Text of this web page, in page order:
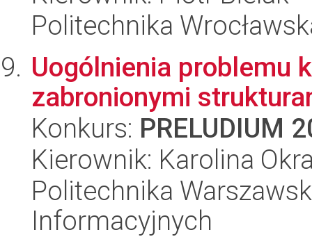
Politechnika
Uogólnienia problemu
zabronionymi
Konkurs: PRELUDIUM
Kierownik: Karolina
Politechnika
Informacyjnych